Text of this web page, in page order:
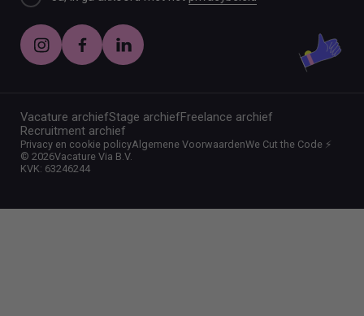
Vacature archiefStage archiefFreelance archief
Recruitment archief
©2026Vacature Via B.V.
KVK: 63246244
Privacy en cookie policyAlgemene VoorwaardenWe Cut the Code ⚡️